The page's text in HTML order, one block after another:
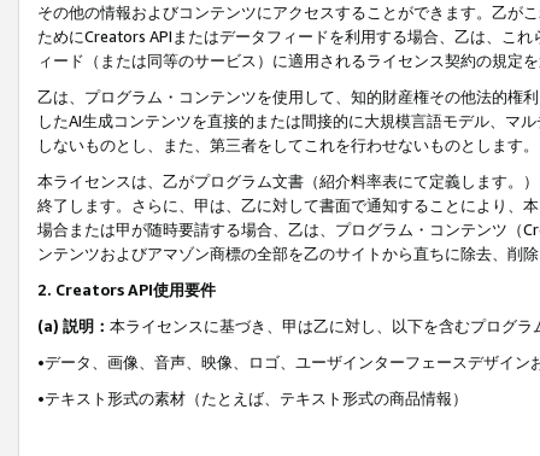
その他の情報およびコンテンツにアクセスすることができます。乙が
ためにCreators APIまたはデータフィードを利用する場合、乙は、こ
ィード（または同等のサービス）に適用されるライセンス契約の規定
乙は、プログラム・コンテンツを使用して、知的財産権その他法的権
したAI生成コンテンツを直接的または間接的に大規模言語モデル、マ
しないものとし、また、第三者をしてこれを行わせないものとします。
本ライセンスは、乙がプログラム文書（紹介料率表にて定義します。
終了します。さらに、甲は、乙に対して書面で通知することにより、
場合または甲が随時要請する場合、乙は、プログラム・コンテンツ（
ンテンツおよびアマゾン商標の全部を乙のサイトから直ちに除去、削
2. Creators API使用要件
(a) 説明： 本ライセンスに基づき、甲は乙に対し、以下を含むプログ
•データ、画像、音声、映像、ロゴ、ユーザインターフェースデザイ
•テキスト形式の素材（たとえば、テキスト形式の商品情報）